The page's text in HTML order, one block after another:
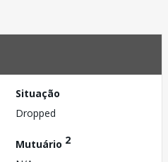
Situação
Dropped
Mutuário 2